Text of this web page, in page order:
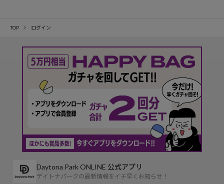
TOP ログイン
Daytona Park ONLINE 公式アプリ
デイトナパークの最新情報をイチ早くお知らせ！